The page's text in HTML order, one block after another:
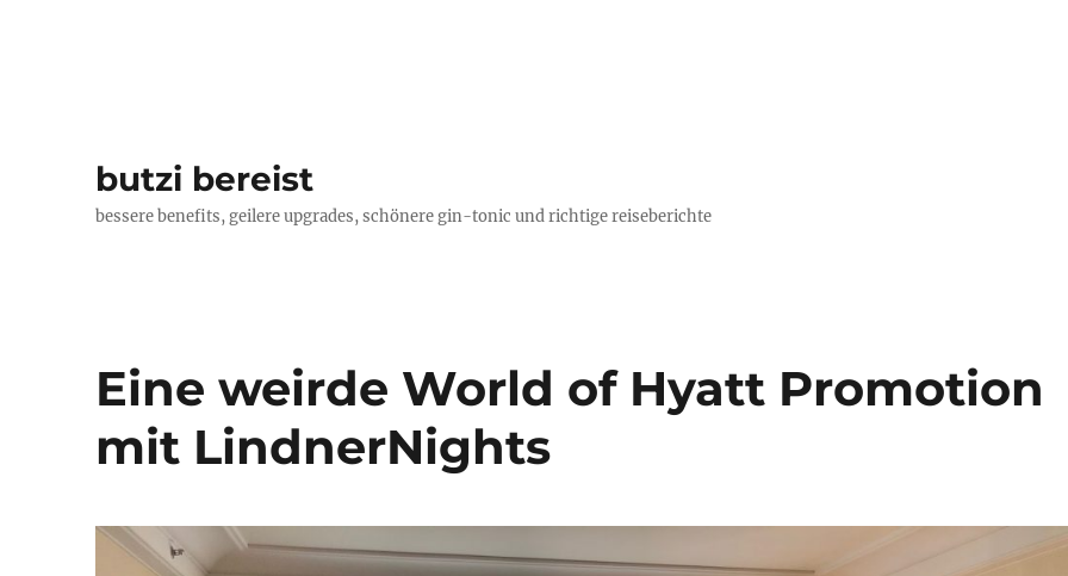
butzi bereist
bessere benefits, geilere upgrades, schönere gin-tonic und richtige reiseberichte
Eine weirde World of Hyatt Promotion
mit LindnerNights